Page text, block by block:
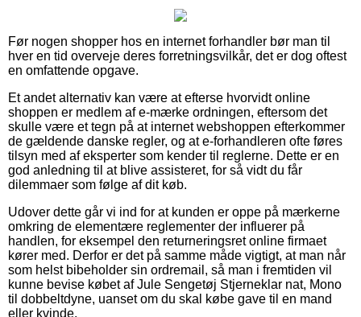
Før nogen shopper hos en internet forhandler bør man til
hver en tid overveje deres forretningsvilkår, det er dog oftest
en omfattende opgave.
Et andet alternativ kan være at efterse hvorvidt online
shoppen er medlem af e-mærke ordningen, eftersom det
skulle være et tegn på at internet webshoppen efterkommer
de gældende danske regler, og at e-forhandleren ofte føres
tilsyn med af eksperter som kender til reglerne. Dette er en
god anledning til at blive assisteret, for så vidt du får
dilemmaer som følge af dit køb.
Udover dette går vi ind for at kunden er oppe på mærkerne
omkring de elementære reglementer der influerer på
handlen, for eksempel den returneringsret online firmaet
kører med. Derfor er det på samme måde vigtigt, at man når
som helst bibeholder sin ordremail, så man i fremtiden vil
kunne bevise købet af Jule Sengetøj Stjerneklar nat, Mono
til dobbeltdyne, uanset om du skal købe gave til en mand
eller kvinde.